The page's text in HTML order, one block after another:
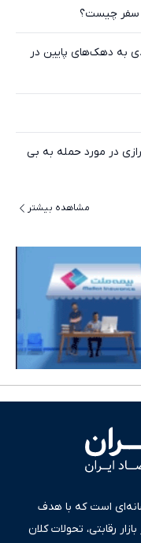
سفر چیست؟
تخفیف ۳۰ تا ۵۰ درصدی به دهک‌های پایین در
در مورد حمله به بی
مشاهده بیشتر
است که با هدف
رقابتی، تحولات کلان